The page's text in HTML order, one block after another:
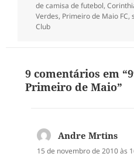
de camisa de futebol,
Verdes, Primeiro de Maio FC,
Club
9 comentários em
Primeiro de Maio”
Andre Mrtins
15 de novembro de 2010 às